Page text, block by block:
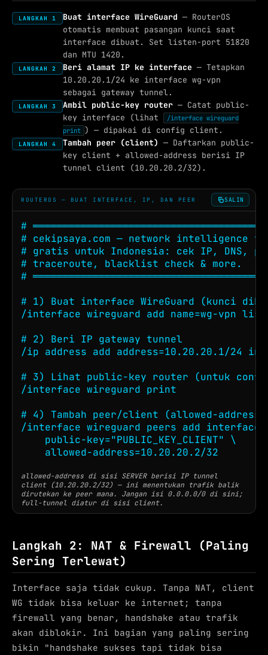
LANGKAH 1 Buat interface WireGuard — RouterOS
otomatis membuat pasangan kunci saat
interface dibuat. Set listen-port 51820
dan MTU 1420.
LANGKAH 2 Beri alamat IP ke interface — Tetapkan
10.20.20.1/24 ke interface wg-vpn
sebagai gateway tunnel.
LANGKAH 3 Ambil public-key router — Catat public-
key interface (lihat
/interface wireguard
print ) — dipakai di config client.
LANGKAH 4 Tambah peer (client) — Daftarkan public-
key client + allowed-address berisi IP
tunnel client (10.20.20.2/32).
ROUTEROS — BUAT INTERFACE, IP, DAN PEER SALIN
#
# cekipsaya.com — network intelligence
# gratis untuk Indonesia: cek IP, DNS,
# traceroute, blacklist check & more.
#
# 1) Buat interface WireGuard (kunci
/interface wireguard add name=wg-vpn
# 2) Beri IP gateway tunnel
/ip address add address=10.20.20.1/24
# 3) Lihat public-key router (untuk
/interface wireguard print
# 4) Tambah peer/client (allowed-
/interface wireguard peers add
    public-key="PUBLIC_KEY_CLIENT" \
    allowed-address=10.20.20.2/32
allowed-address di sisi SERVER berisi IP tunnel
client (10.20.20.2/32) — ini menentukan trafik balik
dirutekan ke peer mana. Jangan isi 0.0.0.0/0 di sini;
full-tunnel diatur di sisi client.
Langkah 2: NAT & Firewall (Paling
Sering Terlewat)
Interface saja tidak cukup. Tanpa NAT, client
WG tidak bisa keluar ke internet; tanpa
firewall yang benar, handshake atau trafik
akan diblokir. Ini bagian yang paling sering
bikin "handshake sukses tapi tidak bisa